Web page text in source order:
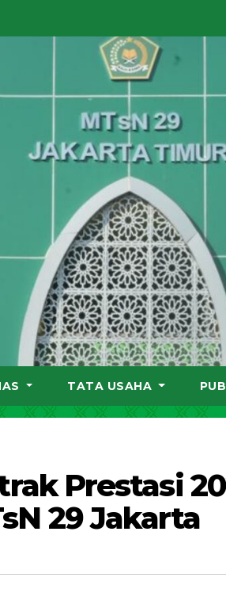
TATA USAHA
Prestasi
29 Jakarta